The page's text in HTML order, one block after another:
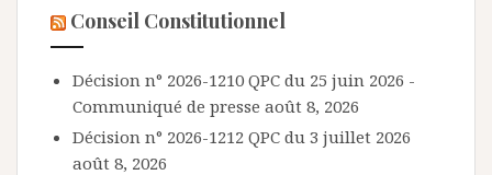
Conseil Constitutionnel
Décision n° 2026-1210 QPC du 25 juin 2026 -
Communiqué de presse août 8, 2026
Décision n° 2026-1212 QPC du 3 juillet 2026
août 8, 2026